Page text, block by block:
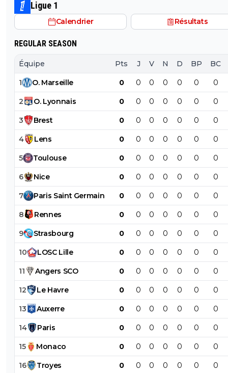
Ligue 1
Calendrier Résultats
REGULAR SEASON
Équipe Pts J V N D BP BC
1 O. Marseille 0 0 0 0 0 0 0
2 O. Lyonnais 0 0 0 0 0 0 0
3 Brest 0 0 0 0 0 0 0
4 Lens 0 0 0 0 0 0 0
5 Toulouse 0 0 0 0 0 0 0
6 Nice 0 0 0 0 0 0 0
7 Paris Saint Germain 0 0 0 0 0 0 0
8 Rennes 0 0 0 0 0 0 0
9 Strasbourg 0 0 0 0 0 0 0
10 LOSC Lille 0 0 0 0 0 0 0
11 Angers SCO 0 0 0 0 0 0 0
12 Le Havre 0 0 0 0 0 0 0
13 Auxerre 0 0 0 0 0 0 0
14 Paris 0 0 0 0 0 0 0
15 Monaco 0 0 0 0 0 0 0
16 Troyes 0 0 0 0 0 0 0